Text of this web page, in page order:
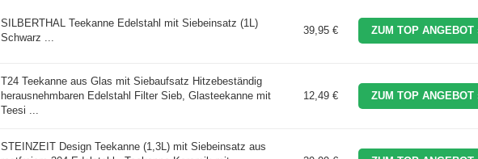
SILBERTHAL Teekanne Edelstahl mit Siebeinsatz (1L)
Schwarz ...
39,95 € ZUM TOP ANGEBOT
T24 Teekanne aus Glas mit Siebaufsatz Hitzebeständig
herausnehmbaren Edelstahl Filter Sieb, Glasteekanne mit
Teesi ...
12,49 € ZUM TOP ANGEBOT
STEINZEIT Design Teekanne (1,3L) mit Siebeinsatz aus